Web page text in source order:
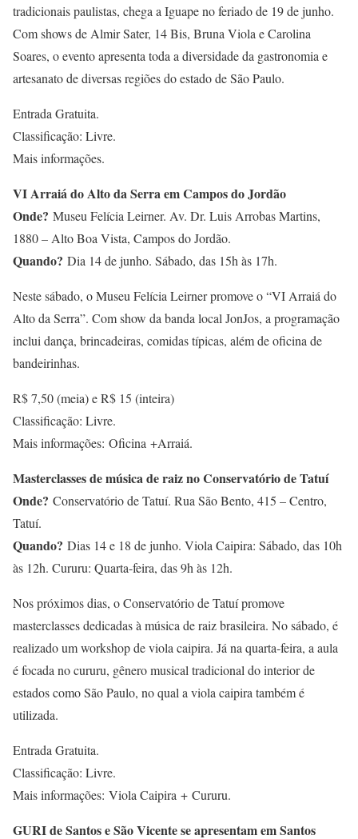
tradicionais paulistas, chega a Iguape no feriado de 19 de junho.
Com shows de Almir Sater, 14 Bis, Bruna Viola e Carolina
Soares, o evento apresenta toda a diversidade da gastronomia e
artesanato de diversas regiões do estado de São Paulo.
Entrada Gratuita.
Classificação: Livre.
Mais informações.
VI Arraiá do Alto da Serra em Campos do Jordão
Onde? Museu Felícia Leirner. Av. Dr. Luis Arrobas Martins,
1880 – Alto Boa Vista, Campos do Jordão.
Quando? Dia 14 de junho. Sábado, das 15h às 17h.
Neste sábado, o Museu Felícia Leirner promove o “VI Arraiá do
Alto da Serra”. Com show da banda local JonJos, a programação
inclui dança, brincadeiras, comidas típicas, além de oficina de
bandeirinhas.
R$ 7,50 (meia) e R$ 15 (inteira)
Classificação: Livre.
Mais informações: Oficina +Arraiá.
Masterclasses de música de raiz no Conservatório de Tatuí
Onde? Conservatório de Tatuí. Rua São Bento, 415 – Centro,
Tatuí.
Quando? Dias 14 e 18 de junho. Viola Caipira: Sábado, das 10h
às 12h. Cururu: Quarta-feira, das 9h às 12h.
Nos próximos dias, o Conservatório de Tatuí promove
masterclasses dedicadas à música de raiz brasileira. No sábado, é
realizado um workshop de viola caipira. Já na quarta-feira, a aula
é focada no cururu, gênero musical tradicional do interior de
estados como São Paulo, no qual a viola caipira também é
utilizada.
Entrada Gratuita.
Classificação: Livre.
Mais informações: Viola Caipira + Cururu.
GURI de Santos e São Vicente se apresentam em Santos